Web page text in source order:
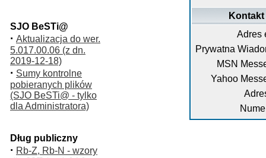
SJO BeSTi@
· Aktualizacja do wer.
5.017.00.06 (z dn.
2019-12-18)
· Sumy kontrolne
pobieranych plików
(SJO BeSTi@ - tylko
dla Administratora)
Dług publiczny
· Rb-Z, Rb-N - wzory
Adres
Prywatna
MSN
Yahoo